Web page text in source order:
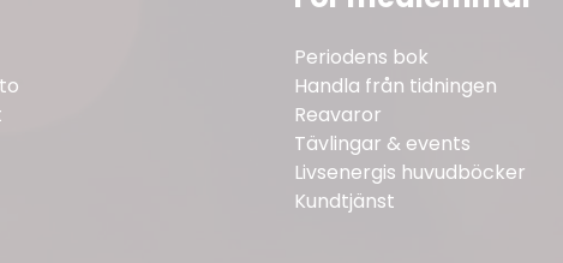
Periodens bok
Handla från tidningen
Reavaror
Tävlingar & events
Livsenergis huvudböcker
Kundtjänst